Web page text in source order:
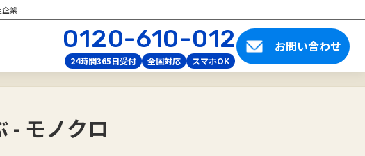
企業
0120-610-012
24時間365日受付 全国対応 スマホOK
お問い合わせ
- モノクロ